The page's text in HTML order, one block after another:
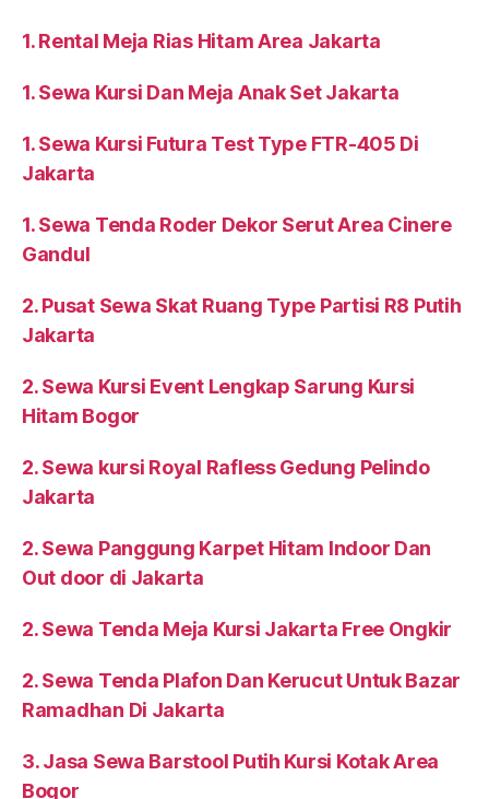
1. Rental Meja Rias Hitam Area Jakarta
1. Sewa Kursi Dan Meja Anak Set Jakarta
1. Sewa Kursi Futura Test Type FTR-405 Di
Jakarta
1. Sewa Tenda Roder Dekor Serut Area Cinere
Gandul
2. Pusat Sewa Skat Ruang Type Partisi R8 Putih
Jakarta
2. Sewa Kursi Event Lengkap Sarung Kursi
Hitam Bogor
2. Sewa kursi Royal Rafless Gedung Pelindo
Jakarta
2. Sewa Panggung Karpet Hitam Indoor Dan
Out door di Jakarta
2. Sewa Tenda Meja Kursi Jakarta Free Ongkir
2. Sewa Tenda Plafon Dan Kerucut Untuk Bazar
Ramadhan Di Jakarta
3. Jasa Sewa Barstool Putih Kursi Kotak Area
Bogor